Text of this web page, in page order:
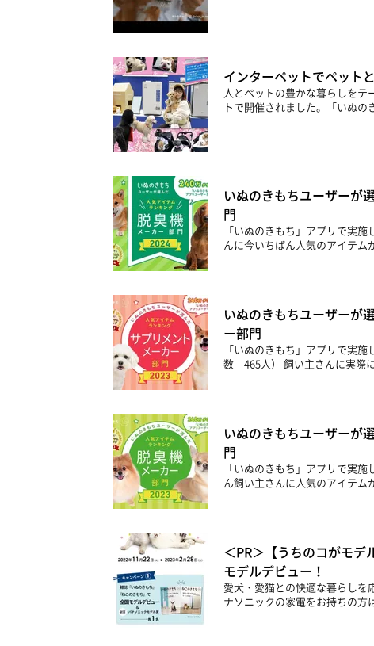
インターペットでペット
人とペットの豊かな暮らしをテ
トで開催されました。「いぬ
いぬのきもちユーザーが
門
「いぬのきもち」アプリで実
んに今いちばん人気のアイテ
いぬのきもちユーザーが
ー部門
「いぬのきもち」アプリで実
数 465人） 飼い主さんに実際
いぬのきもちユーザーが
門
「いぬのきもち」アプリで実
ん飼い主さんに人気のアイテ
＜PR＞【うちのコがモ
モデルデビュー！
愛犬・愛猫との快適な暮らしを
ナソニックの家電をお持ちの